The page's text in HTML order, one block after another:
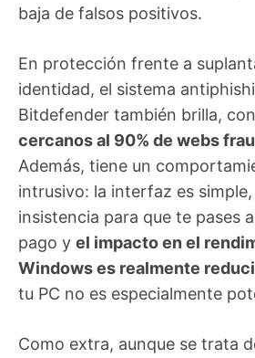
baja de falsos positivos.
En protección frente a
identidad, el sistema
Bitdefender también brilla, con
cercanos al 90% de webs
Además, tiene un
intrusivo: la interfaz es
insistencia para que te pases
pago y el impacto en el
Windows es realmente
tu PC no es especialmente
Como extra, aunque se trata